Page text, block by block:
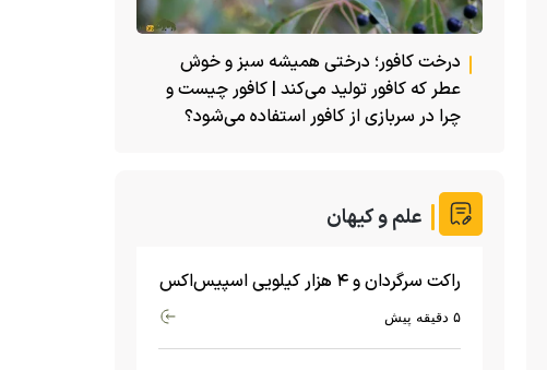
درخت کافور؛ درختی همیشه سبز و خوش
عطر که کافور تولید می‌کند | کافور چیست و
چرا در سربازی از کافور استفاده می‌شود؟
علم و کیهان
راکت سرگردان و ۴ هزار کیلویی اسپیس‌اکس
۵ دقیقه پیش